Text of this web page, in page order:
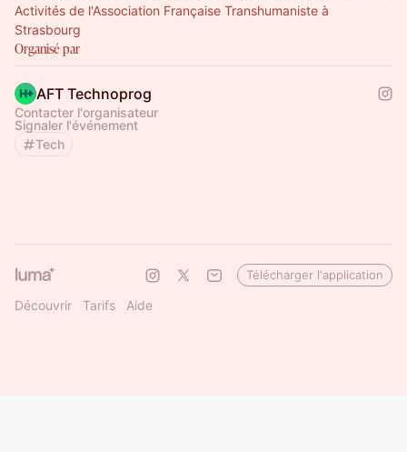
Activités de l'Association Française Transhumaniste à
Strasbourg
Organisé par
AFT Technoprog
Contacter l'organisateur
Signaler l'événement
Tech
Découvrir Tarifs Aide
Télécharger l'application